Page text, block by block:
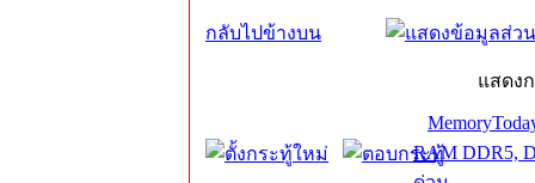
กลับไปข้างบน
แสดง
RAM DDR5,